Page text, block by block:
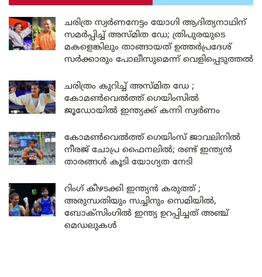
ചരിത്ര സ്വർണനേട്ടം യോഗി ആദിത്യനാഥിന്
സമർപ്പിച്ച് അസ്മിത ഡേ; ത്രിപുരയുടെ
മകളെങ്കിലും താങ്ങായത് ഉത്തർപ്രദേശ്
സർക്കാരും പോലീസുമെന്ന് വെളിപ്പെടുത്തൽ
ചരിത്രം കുറിച്ച് അസ്മിത ഡേ ;
കോമൺവെൽത്ത് ഗെയിംസിൽ
ജൂഡോയിൽ ഇന്ത്യക്ക് കന്നി സ്വർണം
കോമൺവെൽത്ത് ഗെയിംസ് ജാവലിനിൽ
നീരജ് ചോപ്ര ഫൈനലിൽ; രണ്ട് ഇന്ത്യൻ
താരങ്ങൾ കൂടി യോഗ്യത നേടി
റിംഗ് കീഴടക്കി ഇന്ത്യൻ കരുത്ത് ;
അരുന്ധതിയും സച്ചിനും സെമിയിൽ,
ബോക്സിംഗിൽ ഇന്ത്യ ഉറപ്പിച്ചത് അഞ്ച്
മെഡലുകൾ